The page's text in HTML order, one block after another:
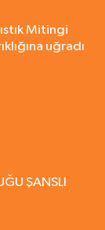
Mitingi
uğradı
ŞANSLI